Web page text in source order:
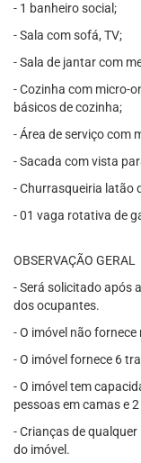
- 1 banheiro social;
- Sala com sofá, TV;
- Sala de jantar com
- Cozinha com micro-
básicos de cozinha;
- Área de serviço com
- Sacada com vista
- Churrasqueiria latão
- 01 vaga rotativa de
OBSERVAÇÃO GERAL
- Será solicitado após
dos ocupantes.
- O imóvel não
- O imóvel fornece 6
- O imóvel tem
pessoas em camas e
- Crianças de
do imóvel.